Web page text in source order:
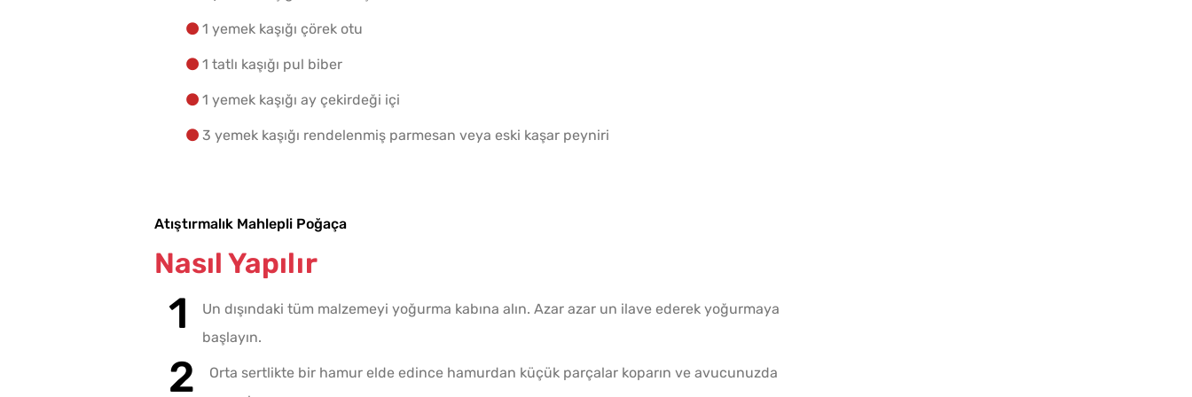
1 yemek kaşığı çörek otu
1 tatlı kaşığı pul biber
1 yemek kaşığı ay çekirdeği içi
3 yemek kaşığı rendelenmiş parmesan veya eski kaşar peyniri
Atıştırmalık Mahlepli Poğaça
Nasıl Yapılır
Un dışındaki tüm malzemeyi yoğurma kabına alın. Azar azar un ilave ederek yoğurmaya
başlayın.
Orta sertlikte bir hamur elde edince hamurdan küçük parçalar koparın ve avucunuzda